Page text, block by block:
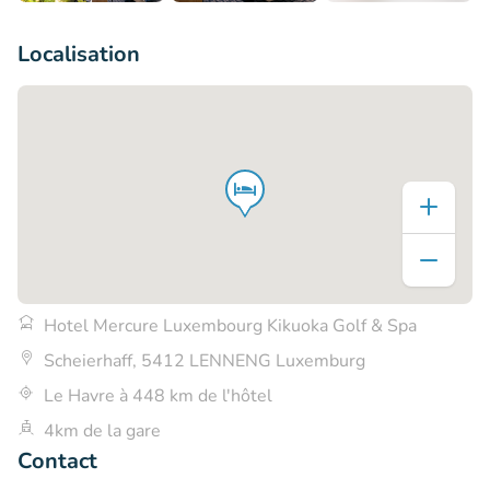
Localisation
Hotel Mercure Luxembourg Kikuoka Golf & Spa
Scheierhaff, 5412 LENNENG Luxemburg
Le Havre à 448 km de l'hôtel
4km de la gare
Contact